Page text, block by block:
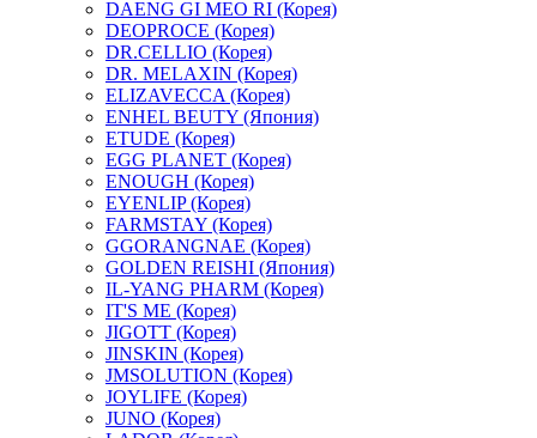
DAENG GI MEO RI (Корея)
DEOPROCE (Корея)
DR.CELLIO (Корея)
DR. MELAXIN (Корея)
ELIZAVECCA (Корея)
ENHEL BEUTY (Япония)
ETUDE (Корея)
EGG PLANET (Корея)
ENOUGH (Корея)
EYENLIP (Корея)
FARMSTAY (Корея)
GGORANGNAE (Корея)
GOLDEN REISHI (Япония)
IL-YANG PHARM (Корея)
IT'S ME (Корея)
JIGOTT (Корея)
JINSKIN (Корея)
JMSOLUTION (Корея)
JOYLIFE (Корея)
JUNO (Корея)